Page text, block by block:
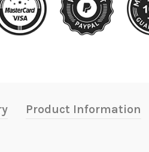
Product Information